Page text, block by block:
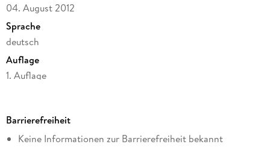
04. August 2012
Sprache
deutsch
Auflage
1. Auflage
Dateigröße
1,94 MB
Barrierefreiheit
Keine Informationen zur Barrierefreiheit bekannt